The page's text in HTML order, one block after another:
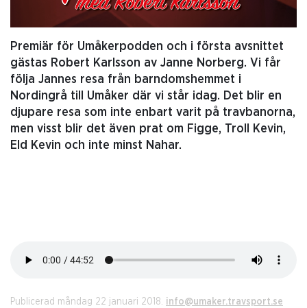
Premiär för Umåkerpodden och i första avsnittet
gästas Robert Karlsson av Janne Norberg. Vi får
följa Jannes resa från barndomshemmet i
Nordingrå till Umåker där vi står idag. Det blir en
djupare resa som inte enbart varit på travbanorna,
men visst blir det även prat om Figge, Troll Kevin,
Eld Kevin och inte minst Nahar.
Publicerad måndag 22 januari 2018. info@umaker.travsport.se